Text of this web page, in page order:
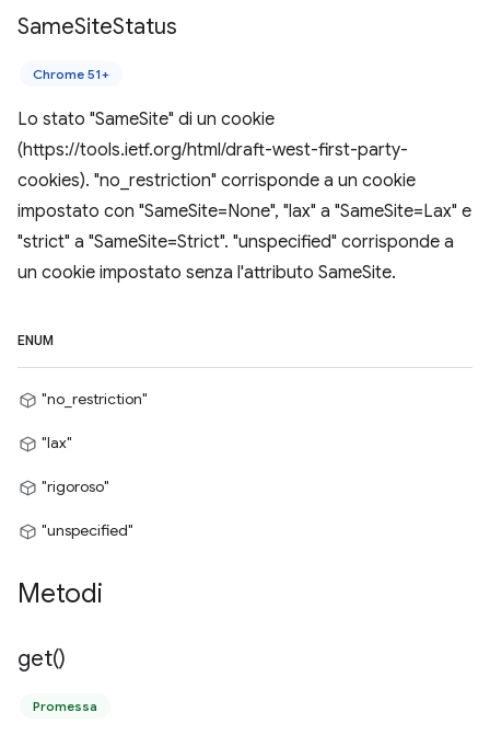
SameSiteStatus
Chrome 51+
Lo stato "SameSite" di un cookie
(https://tools.ietf.org/html/draft-west-first-party-
cookies). "no_restriction" corrisponde a un cookie
impostato con "SameSite=None", "lax" a "SameSite=Lax" e
"strict" a "SameSite=Strict". "unspecified" corrisponde a
un cookie impostato senza l'attributo SameSite.
ENUM
"no_restriction"
"lax"
"rigoroso"
"unspecified"
Metodi
get()
Promessa